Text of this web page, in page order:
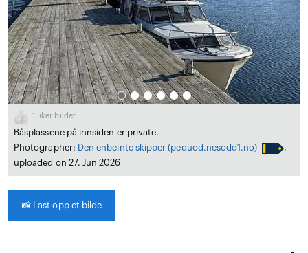
1 liker bildet
Båsplassene på innsiden er private.
Photographer: Den enbeinte skipper (pequod.nesodd1.no)
,
uploaded on 27. Jun 2026
📸 Last opp et bilde